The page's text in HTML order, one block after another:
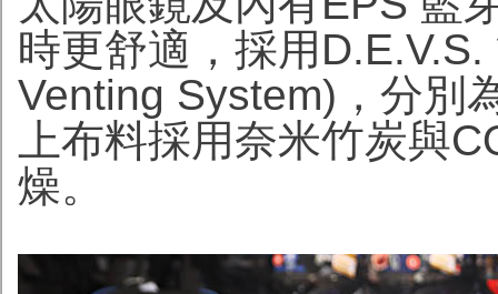
時更舒適，採用
Venting System)，分別
上布料採用奈米竹炭與
燥。